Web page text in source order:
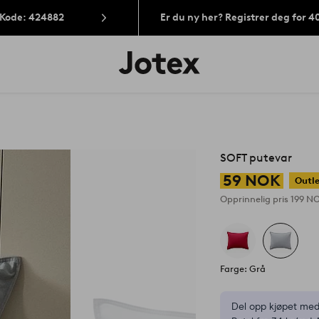
424882 Er du ny her? Registrer deg for
Jotex’
logo
SOFT putevar
59 NOK
Opprinnelig pris199
Farge: Grå
Del opp kjøpet